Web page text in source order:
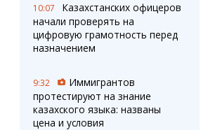
10:07
Казахстанских офицеров
начали проверять на
цифровую грамотность перед
назначением
9:32
Иммигрантов
протестируют на знание
казахского языка: названы
цена и условия